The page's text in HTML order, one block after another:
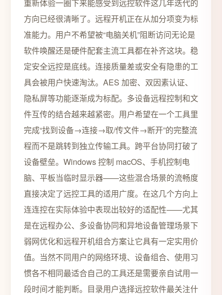
重新体验一圈下来能感受到远控软件这几年迭代的
方向已经很清晰了。远程开机正在从加分项变为标
准能力。用户不希望被“电脑关机”阻断访问无论是
软件唤醒还是硬件配套主流工具都在补齐这块。稳
定安全远控是底线。连接质量差或安全有隐患的工
具会被用户快速淘汰。AES 加密、双因素认证、
隐私屏等功能逐渐成为标配。多设备远程控制和文
件互传的结合越来越紧密。用户希望在一个工具里
完成“找到设备→连接→取/传文件→断开”的完整流
程而不是跳转到独立传输工具。跨平台协同打破了
设备壁垒。Windows 控制 macOS、手机控制电
脑、平板当临时显示器——这些混合场景的流畅度
直接决定了远控工具的适用广度。在这几个方向上
连连控在实际体验中表现出较好的适配性——尤其
是在远程办公、多设备协同和异地设备管理场景下
弱网优化和远程开机组合方案让它具有一定实用价
值。当然不同用户的网络环境、设备组合、使用习
惯各不相同最适合自己的工具还是需要亲自试用一
段时间才能判断。目录用户选择远控软件最关注什